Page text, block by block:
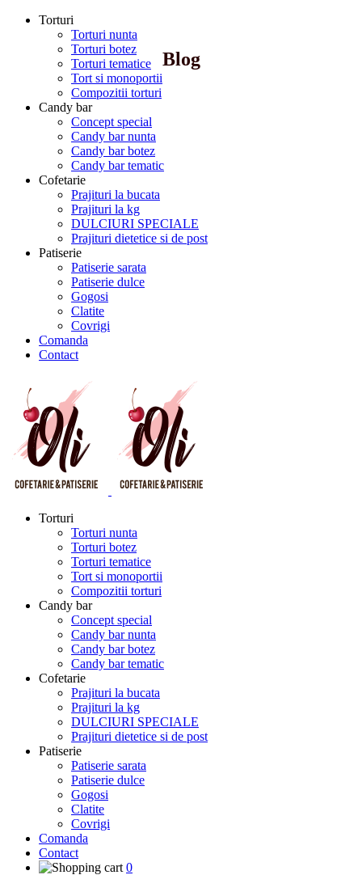
Torturi
Torturi nunta
Torturi botez
Torturi tematice
Tort si monoportii
Compozitii torturi
Candy bar
Concept special
Candy bar nunta
Candy bar botez
Candy bar tematic
Cofetarie
Prajituri la bucata
Prajituri la kg
DULCIURI SPECIALE
Prajituri dietetice si de post
Patiserie
Patiserie sarata
Patiserie dulce
Gogosi
Clatite
Covrigi
Comanda
Contact
Torturi
Torturi nunta
Torturi botez
Torturi tematice
Tort si monoportii
Compozitii torturi
Candy bar
Concept special
Candy bar nunta
Candy bar botez
Candy bar tematic
Cofetarie
Prajituri la bucata
Prajituri la kg
DULCIURI SPECIALE
Prajituri dietetice si de post
Patiserie
Patiserie sarata
Patiserie dulce
Gogosi
Clatite
Covrigi
Comanda
Contact
0
Blog